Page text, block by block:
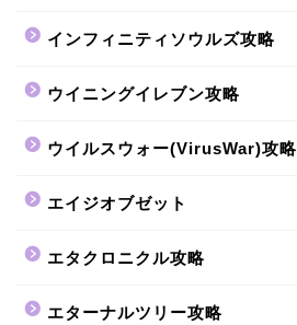
インフィニティソウルズ攻略
ウイニングイレブン攻略
ウイルスウォー(VirusWar)攻略
エイジオブゼット
エタクロニクル攻略
エターナルツリー攻略